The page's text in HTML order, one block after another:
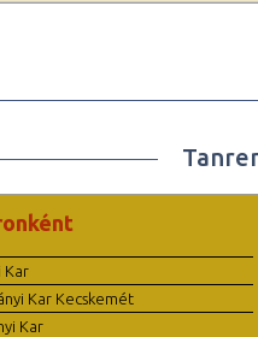
Kar
Kar Kecskemét
Kar